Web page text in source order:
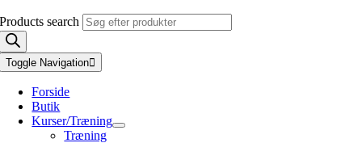
Products search
Toggle Navigation
Forside
Butik
Kurser/Træning
Træning